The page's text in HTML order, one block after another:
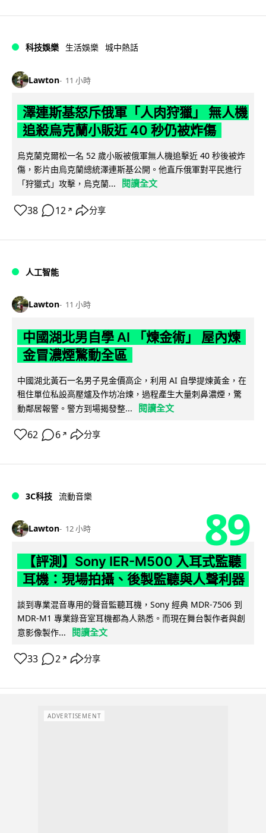
科技娛樂 生活娛樂 城中熱話
Lawton 11 小時
澤連斯基怒斥俄軍「人肉狩獵」 無人機
追殺烏克蘭小販近 40 秒仍被炸傷
烏克蘭克爾松一名 52 歲小販被俄軍無人機追擊近 40 秒後被炸
傷，影片由烏克蘭總統澤連斯基公開。他直斥俄軍對平民進行
「狩獵式」攻擊，烏克蘭...
閱讀全文
38 12 ↗ 分享
人工智能
Lawton 11 小時
中國湖北男自學 AI 「煉金術」 屋內煉
金冒濃煙驚動全區
中國湖北黃石一名男子見金價高企，利用 AI 自學提煉黃金，在
租住單位私設高壓爐及作坊冶煉，過程產生大量刺鼻濃煙，驚
動鄰居報警。警方到場揭發整...
閱讀全文
62 6 ↗ 分享
3C科技 流動音樂
Lawton 12 小時 89
【評測】Sony IER-M500 入耳式監聽
耳機：現場拍攝、後製監聽與人聲利器
談到專業混音專用的聲音監聽耳機，Sony 經典 MDR-7506 到
MDR-M1 專業錄音室耳機都為人熟悉。而現在舞台製作者與創
意影像製作...
閱讀全文
33 2 ↗ 分享
ADVERTISEMENT